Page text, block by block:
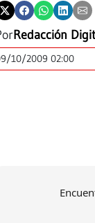
Redacción
10/2009 02:00